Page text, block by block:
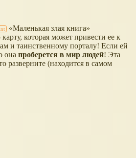
Маленькая злая книга
которая может привести ее к
и таинственному порталу! Если ей
она проберется в мир людей! Эта
разверните (находится в самом